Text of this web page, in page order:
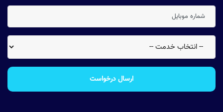
ارسال درخواست